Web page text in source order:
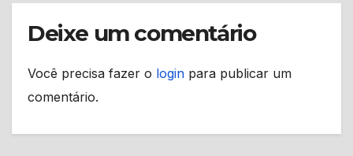
Deixe um comentário
Você precisa fazer o login para publicar um
comentário.